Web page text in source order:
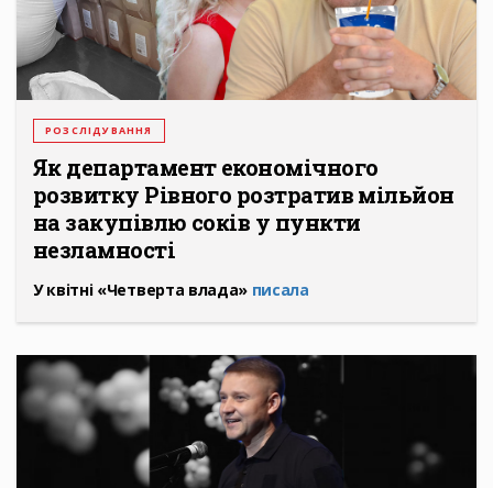
РОЗСЛІДУВАННЯ
Як департамент економічного
розвитку Рівного розтратив мільйон
на закупівлю соків у пункти
незламності
У квітні «Четверта влада» писала